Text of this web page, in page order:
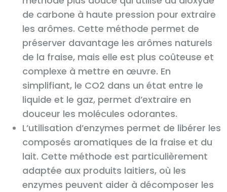
de carbone à haute pression pour extraire
les arômes. Cette méthode permet de
préserver davantage les arômes naturels
de la fraise, mais elle est plus coûteuse et
complexe à mettre en œuvre. En
simplifiant, le CO2 dans un état entre le
liquide et le gaz, permet d’extraire en
douceur les molécules odorantes.
L’utilisation d’enzymes permet de libérer les
composés aromatiques de la fraise et du
lait. Cette méthode est particulièrement
adaptée aux produits laitiers, où les
enzymes peuvent aider à décomposer les